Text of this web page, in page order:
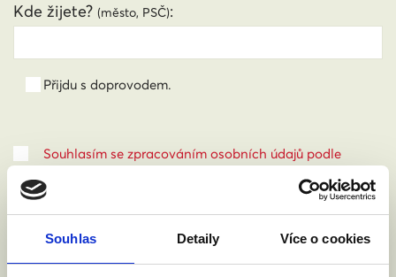
Souhlas Detaily Více o cookies
Kde žijete? (město, PSČ):
Přijdu s doprovodem.
Souhlasím se zpracováním osobních údajů podle